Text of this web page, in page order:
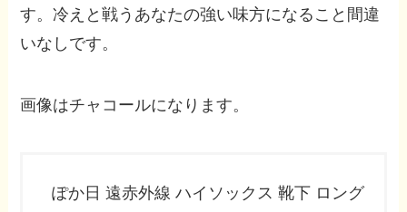
す。冷えと戦うあなたの強い味方になること間違
いなしです。
画像はチャコールになります。
ぽか日 遠赤外線 ハイソックス 靴下 ロング